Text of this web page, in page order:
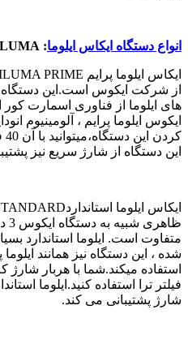
انواع دستگاه ایکاس ایلوما: ILUMA
ایکاس ایلوما پرایم
از شرکت ایکوس است.این دستگاه
های ایلوما از فناوری اسمارت
ایکوس ایلوما پرایم ، آلومینیوم
این دستگاه از شارژ سریع نیز
ایکاس ایلوما استاندارد
متفاوت است. ایلوما استاندارد
شده ، این دستگاه نیز همانند
فیلتر ترا استفاده کنید.ایلوما
شارژ پشتیبانی می کند.